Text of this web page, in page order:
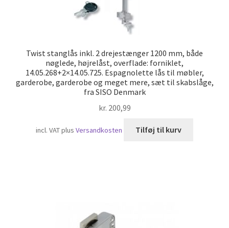
Twist stanglås inkl. 2 drejestænger 1200 mm, både
nøglede, højrelåst, overflade: forniklet,
14.05.268+2×14.05.725. Espagnolette lås til møbler,
garderobe, garderobe og meget mere, sæt til skabslåge,
fra SISO Denmark
kr. 200,99
incl. VATplusVersandkosten Tilføj til kurv